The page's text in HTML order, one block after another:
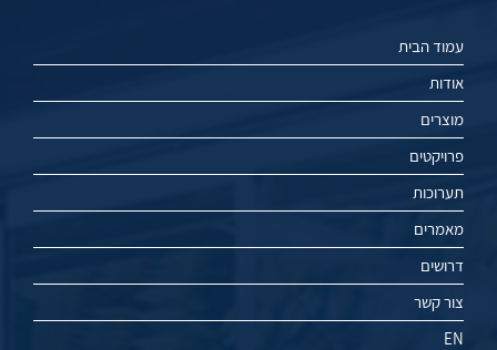
עמוד הבית
אודות
מוצרים
פרויקטים
תערוכות
מאמרים
דרושים
צור קשר
EN